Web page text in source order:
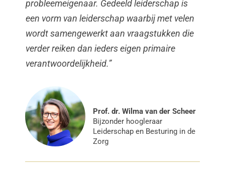
probleemeigenaar. Gedeeld leiderschap is
een vorm van leiderschap waarbij met velen
wordt samengewerkt aan vraagstukken die
verder reiken dan ieders eigen primaire
verantwoordelijkheid.”
Prof. dr. Wilma van der Scheer
Bijzonder hoogleraar
Leiderschap en Besturing in de
Zorg